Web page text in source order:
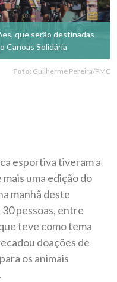
que serão destinadas
Canoas Solidária
Foto: Guilherme Pereira/PMC
esportiva tiveram a
uma edição do
manhã deste
pessoas, entre
teve como tema
doações de
os animais